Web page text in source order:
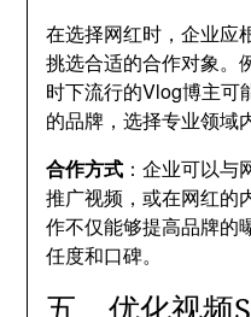
在选择网红时，企业应
挑选合适的合作对象。
时下流行的Vlog博主可
的品牌，选择专业领域
合作方式 ：企业可以
推广视频，或在网红的
作不仅能够提高品牌的
任度和口碑。